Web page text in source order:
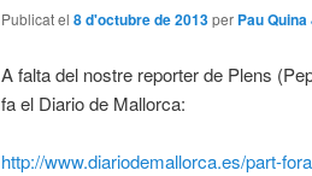
Publicat el 8 d'octubre de 2013per Pau
A falta del nostre reporter de Plens
fa el Diario de Mallorca:
http://www.diariodemallorca.es/part-